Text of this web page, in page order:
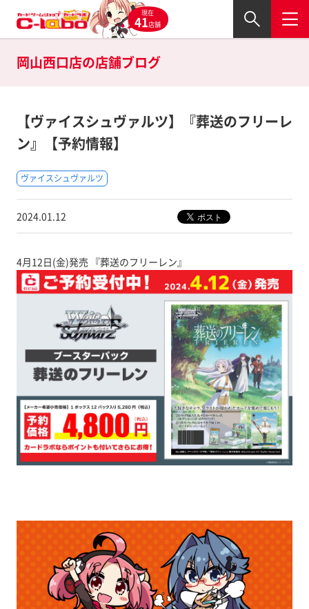
現在
41店舗
岡山西口店の店舗ブログ
【ヴァイスシュヴァルツ】『葬送のフリーレ
ン』【予約情報】
ヴァイスシュヴァルツ
2024.01.12
4月12日(金)発売 『葬送のフリーレン』